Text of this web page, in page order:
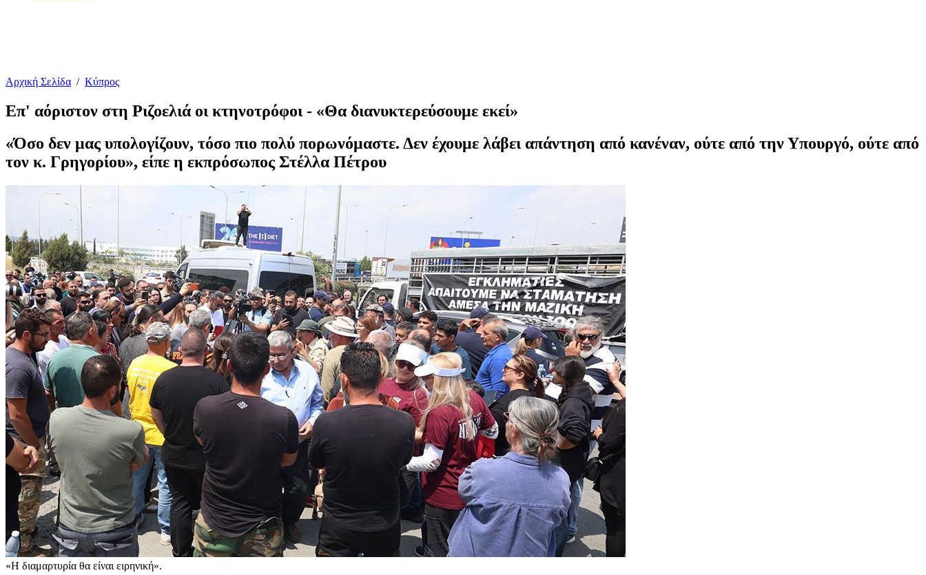
Αρχική Σελίδα / Κύπρος
Επ' αόριστον στη Ριζοελιά οι κτηνοτρόφοι - «Θα διανυκτερεύσουμε εκεί»
«Όσο δεν μας υπολογίζουν, τόσο πιο πολύ πορωνόμαστε. Δεν έχουμε λάβει απάντηση από κανέναν, ούτε από την Υπουργό, ούτε από
τον κ. Γρηγορίου», είπε η εκπρόσωπος Στέλλα Πέτρου
«Η διαμαρτυρία θα είναι ειρηνική».